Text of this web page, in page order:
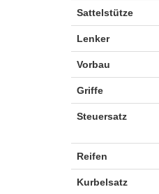
Sattelstütze
Lenker
Vorbau
Griffe
Steuersatz
Reifen
Kurbelsatz